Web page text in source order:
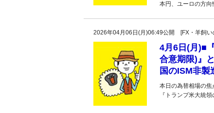
本円、ユーロの方
2026年04月06日(月)06:49公開 [FX・羊飼い
4月6日(月)■
合意期限)』
国のISM非製
本日の為替相場の
『トランプ米大統